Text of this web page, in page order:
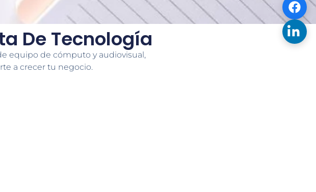
De Tecnología
equipo de cómputo y audiovisual,
a crecer tu negocio.